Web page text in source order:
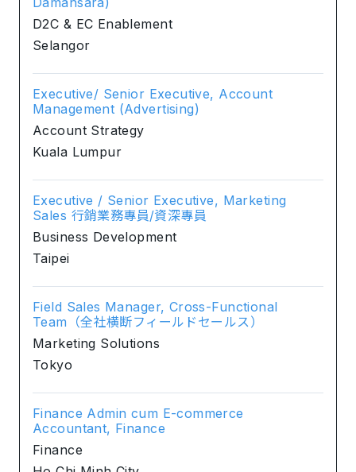
D2C & EC Enablement
Selangor
Executive/ Senior Executive, Account
Management (Advertising)
Account Strategy
Kuala Lumpur
Executive / Senior Executive, Marketing
Sales 行銷業務專員/資深專員
Business Development
Taipei
Field Sales Manager, Cross-Functional
Team（全社横断フィールドセールス）
Marketing Solutions
Tokyo
Finance Admin cum E-commerce
Accountant, Finance
Finance